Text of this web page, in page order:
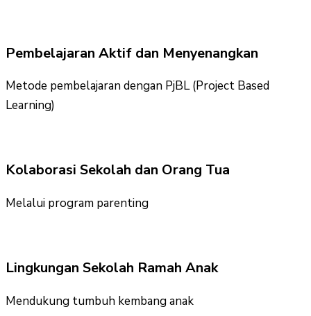
Pembelajaran Aktif dan Menyenangkan
Metode pembelajaran dengan PjBL (Project Based
Learning)
Kolaborasi Sekolah dan Orang Tua
Melalui program parenting
Lingkungan Sekolah Ramah Anak
Mendukung tumbuh kembang anak